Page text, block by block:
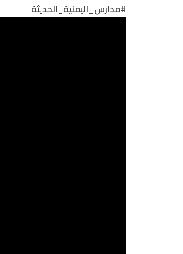
#مدارس_اليمنية_الحديثة